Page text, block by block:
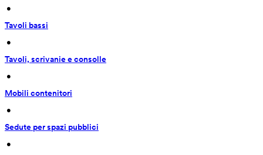
•
Tavoli bassi
•
Tavoli, scrivanie e consolle
•
Mobili contenitori
•
Sedute per spazi pubblici
•